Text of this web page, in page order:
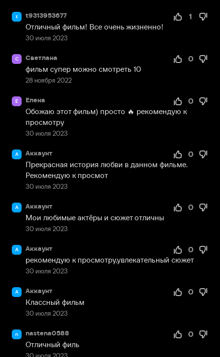
t t9313953677
30 июля 2023
1
Отличный фильм! Все очень жизненно!
С Светлана
28 ноября 2022
0
фильм супер можно смотреть 10
Е Елена
30 июля 2023
0
Обожаю этот фильм) просто 🔥 рекомендую к
просмотру
А Аккаунт
30 июля 2023
0
Прекрасная история любви в данном фильме.
Рекомендую к просмот
А Аккаунт
30 июля 2023
0
Мои любимые актёры и сюжет отличны
А Аккаунт
30 июля 2023
0
рекомендую к просмотру,увлекательный сюжет
А Аккаунт
30 июля 2023
0
Классный фильм
n nastena0588
0
Отличный филь